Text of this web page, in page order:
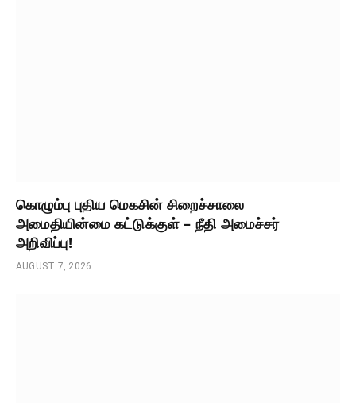
கொழும்பு புதிய மெகசின் சிறைச்சாலை
அமைதியின்மை கட்டுக்குள் – நீதி அமைச்சர்
அறிவிப்பு!
AUGUST 7, 2026